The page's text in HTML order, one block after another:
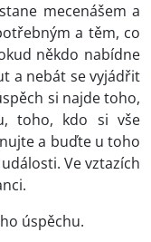
mecenášem a
a těm, co
někdo nabídne
a nebát se vyjádřit
si najde toho,
toho, kdo si vše
a buďte u toho
Ve vztazích
úspěchu.